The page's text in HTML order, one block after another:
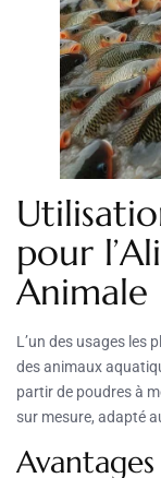
pour
Animale
L’un des usages les
des animaux
partir de poudres à
sur mesure, adapté